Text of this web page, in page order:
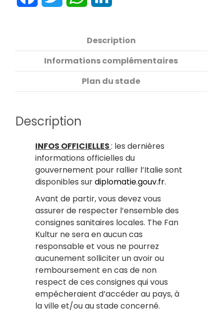
Description
Informations complémentaires
Plan du stade
Description
INFOS OFFICIELLES: les dernières
informations officielles du
gouvernement pour rallier l’Italie sont
disponibles surdiplomatie.gouv.fr.
Avant de partir, vous devez vous
assurer de respecter l’ensemble des
consignes sanitaires locales. The Fan
Kultur ne sera en aucun cas
responsable et vous ne pourrez
aucunement solliciter un avoir ou
remboursement en cas de non
respect de ces consignes qui vous
empêcheraient d’accéder au pays, à
la ville et/ou au stade concerné.